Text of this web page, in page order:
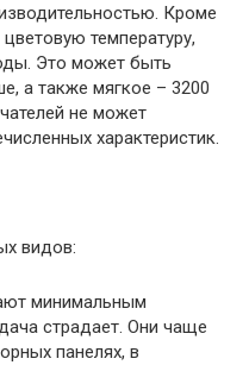
Кроме
температуру,
Это может быть
а также мягкое – 3200
не может
характеристик.
видов:
минимальным
страдает. Они чаще
панелях, в